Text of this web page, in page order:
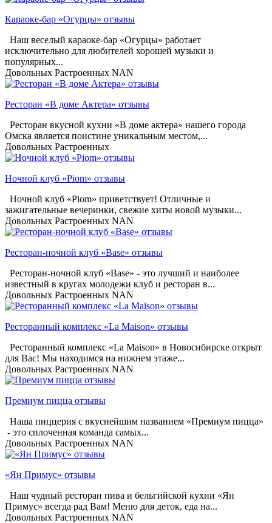
Караоке-бар «Огурцы» отзывы
Наш веселый караоке-бар «Огурцы» работает
исключительно для любителей хорошей музыки и
популярных...
Довольных Растроенных NAN
Ресторан «В доме Актера» отзывы
Ресторан вкусной кухни «В доме актера» нашего города
Омска является поистине уникальным местом,...
Довольных Растроенных
Ночной клуб «Piom» отзывы
Ночной клуб «Piom» приветствует! Отличные и
зажигательные вечеринки, свежие хиты новой музыки...
Довольных Растроенных NAN
Ресторан-ночной клуб «Base» отзывы
Ресторан-ночной клуб «Base» - это лучший и наиболее
известный в кругах молодежи клуб и ресторан в...
Довольных Растроенных NAN
Ресторанный комплекс «La Maison» отзывы
Ресторанный комплекс «La Maison» в Новосибирске открыт
для Вас! Мы находимся на нижнем этаже...
Довольных Растроенных NAN
Премиум пицца отзывы
Наша пиццерия с вкуснейшим названием «Премиум пицца»
- это сплоченная команда самых...
Довольных Растроенных NAN
«Ян Примус» отзывы
Наш чудный ресторан пива и бельгийской кухни «Ян
Примус» всегда рад Вам! Меню для деток, еда на...
Довольных Растроенных NAN